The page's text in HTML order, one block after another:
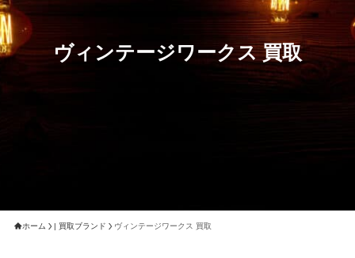
ヴィンテージワークス 買取
ホーム | 買取ブランド ヴィンテージワークス 買取